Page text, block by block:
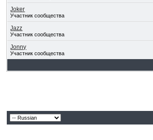
Joker
Участник сообщества
Jazz
Участник сообщества
Jonny
Участник сообщества